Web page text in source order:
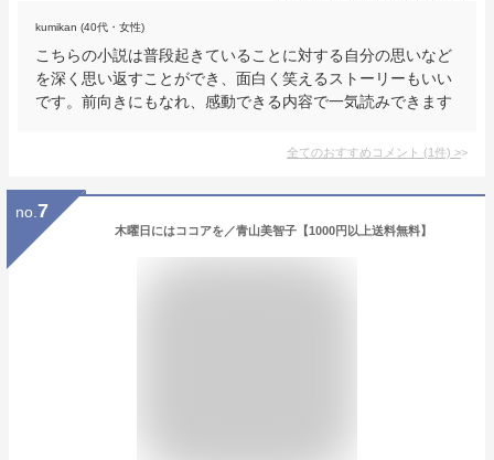
kumikan (40代・女性)
こちらの小説は普段起きていることに対する自分の思いなど
を深く思い返すことができ、面白く笑えるストーリーもいい
です。前向きにもなれ、感動できる内容で一気読みできます
全てのおすすめコメント (1件) >
no. 7
木曜日にはココアを／青山美智子【1000円以上送料無料】